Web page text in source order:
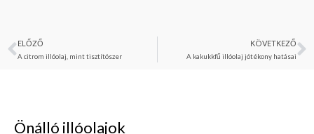
Előző
ELŐZŐ
A citrom illóolaj, mint tisztítószer
KÖVETKEZŐ
A kakukkfű illóolaj jótékony hatásai
Önálló illóolajok